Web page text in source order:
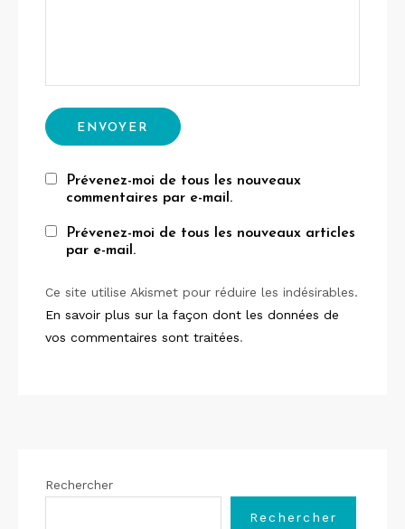
Prévenez-moi de tous les nouveaux
commentaires par e-mail.
Prévenez-moi de tous les nouveaux articles
par e-mail.
Ce site utilise Akismet pour réduire les indésirables.
En savoir plus sur la façon dont les données de
vos commentaires sont traitées.
Rechercher
Rechercher